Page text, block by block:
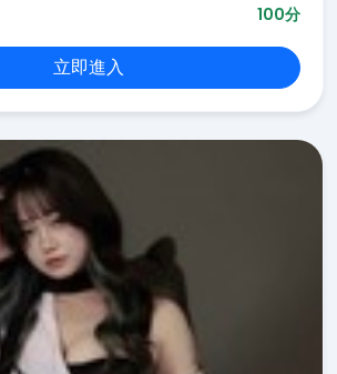
100分
立即進入